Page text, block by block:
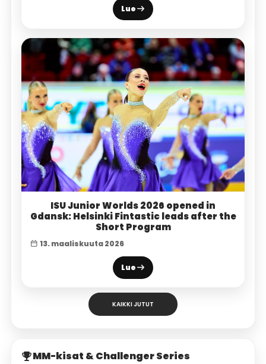
Lue
ISU Junior Worlds 2026 opened in
Gdansk: Helsinki Fintastic leads after the
Short Program
13. maaliskuuta 2026
Lue
KAIKKI JUTUT
MM-kisat & Challenger Series